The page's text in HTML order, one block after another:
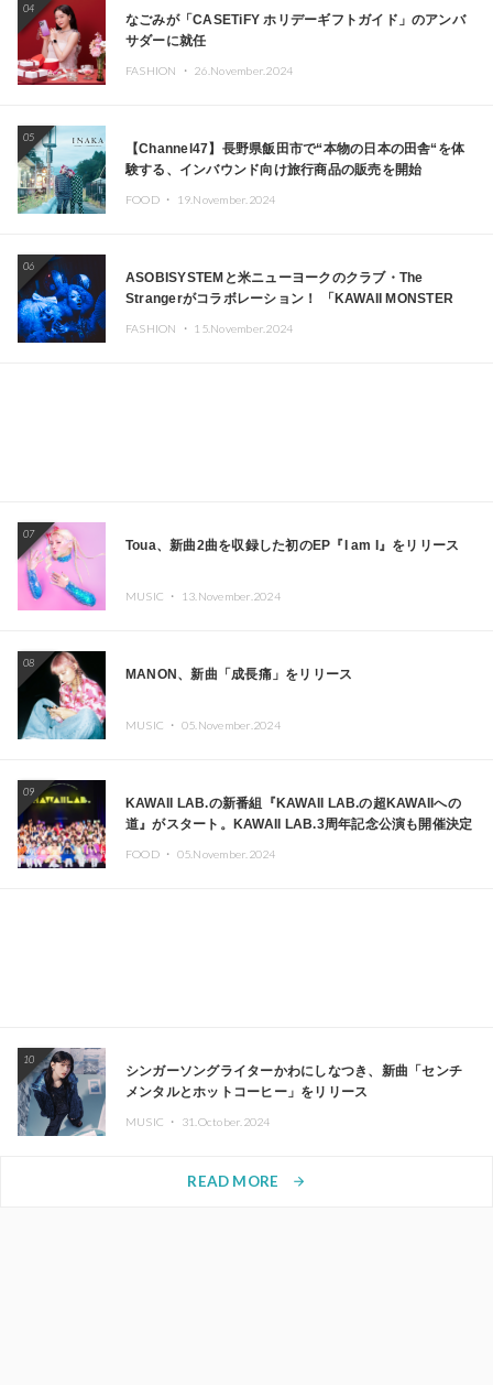
04
なごみが「CASETiFY ホリデーギフトガイド」のアンバ
サダーに就任
FASHION ・ 26.November.2024
05
【Channel47】長野県飯田市で“本物の日本の田舎“を体
験する、インバウンド向け旅行商品の販売を開始
FOOD ・ 19.November.2024
06
ASOBISYSTEMと米ニューヨークのクラブ・The
Strangerがコラボレーション！ 「KAWAII MONSTER
FASHION ・ 15.November.2024
07
Toua、新曲2曲を収録した初のEP『I am I』をリリース
MUSIC ・ 13.November.2024
08
MANON、新曲「成長痛」をリリース
MUSIC ・ 05.November.2024
09
KAWAII LAB.の新番組『KAWAII LAB.の超KAWAIIへの
道』がスタート。KAWAII LAB.3周年記念公演も開催決定
FOOD ・ 05.November.2024
10
シンガーソングライターかわにしなつき、新曲「センチ
メンタルとホットコーヒー」をリリース
MUSIC ・ 31.October.2024
READ MORE arrow_forward